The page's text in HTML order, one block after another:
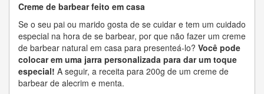
Creme de barbear feito em casa
Se o seu pai ou marido gosta de se cuidar e tem um cuidado
especial na hora de se barbear, por que não fazer um creme
de barbear natural em casa para presenteá-lo? Você pode
colocar em uma jarra personalizada para dar um toque
especial! A seguir, a receita para 200g de um creme de
barbear de alecrim e menta.